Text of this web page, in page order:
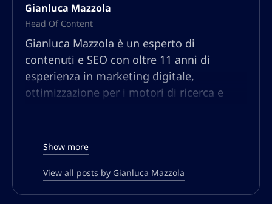
Gianluca Mazzola
Head Of Content
Gianluca Mazzola è un esperto di
contenuti e SEO con oltre 11 anni di
esperienza in marketing digitale,
ottimizzazione per i motori di ricerca e
globali, startup e aziende di e-commerce,
aiutandoli a dominare i risultati di ricerca
e a generare traffico organico attraverso
strategie di content marketing basate sui
Show more
View all posts by Gianluca Mazzola